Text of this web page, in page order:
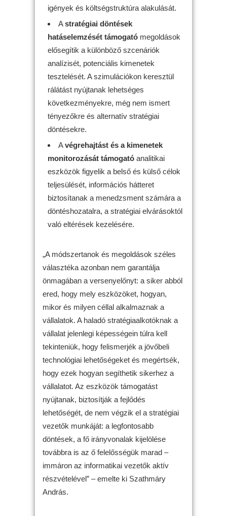
igények és költségstruktúra alakulását.
Astratégiai döntések
hatáselemzését támogató megoldások
elősegítik a különböző szcenáriók
analízisét, potenciális kimenetek
tesztelését. A szimulációkon keresztül
rálátást nyújtanak lehetséges
következményekre, még nem ismert
tényezőkre és alternatív stratégiai
döntésekre.
Avégrehajtást és a kimenetek
monitorozását támogató analitikai
eszközök figyelik a belső és külső célok
teljesülését, információs hátteret
biztosítanak a menedzsment számára a
döntéshozatalra, a stratégiai elvárásoktól
való eltérések kezelésére.
„A módszertanok és megoldások széles
választéka azonban nem garantálja
önmagában a versenyelőnyt: a siker abból
ered, hogy mely eszközöket, hogyan,
mikor és milyen céllal alkalmaznak a
vállalatok. A haladó stratégiaalkotóknak a
vállalat jelenlegi képességein túlra kell
tekinteniük, hogy felismerjék a jövőbeli
technológiai lehetőségeket és megértsék,
hogy ezek hogyan segíthetik sikerhez a
vállalatot. Az eszközök támogatást
nyújtanak, biztosítják a fejlődés
lehetőségét, de nem végzik el a stratégiai
vezetők munkáját: a legfontosabb
döntések, a fő irányvonalak kijelölése
továbbra is az ő felelősségük marad –
immáron az informatikai vezetők aktív
részvételével” – emelte ki Szathmáry
András.